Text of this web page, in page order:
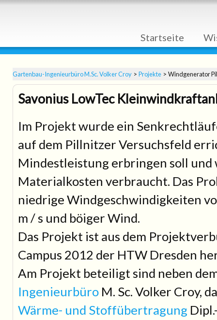
überspringen
Startseite
Gartenbau-Ingenieurbüro M.Sc. Volker Croy Projekte Windgenerator
Savonius LowTec
Im Projekt wurde ein
auf dem Pillnitzer Versuchsfeld
Mindestleistung erbringen soll und
Materialkosten verbraucht. Das
niedrige Windgeschwindigkeiten
m / s und böiger Wind.
Das Projekt ist aus dem
Campus 2012 der HTW Dresden
Am Projekt beteiligt sind neben
Ingenieurbüro M. Sc. Volker Croy,
Wärme- und Stoffübertragung